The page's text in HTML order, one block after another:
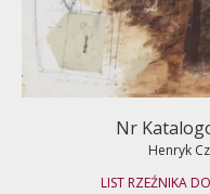
Nr
Henryk
LIST RZEŹNIKA